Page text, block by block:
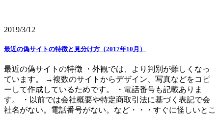
2019/3/12
最近の偽サイトの特徴と見分け方（2017年10月）
最近の偽サイトの特徴 ・外観では、より判別が難しくなっ
ています。 →複数のサイトからデザイン、写真などをコピ
ーして作成しているためです。 ・電話番号も記載ありま
す。 ・以前では会社概要や特定商取引法に基づく表記で会
社名がない。電話番号がない。など・・・すぐに怪しいとこ